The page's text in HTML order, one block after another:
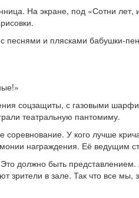
На экране, под «Сотни
песнями и плясками бабушки-
соцзащиты, с газовыми
театральную пантомиму.
У кого лучше
награждения. Её ведущим
должно быть
зрители в зале. Так что все